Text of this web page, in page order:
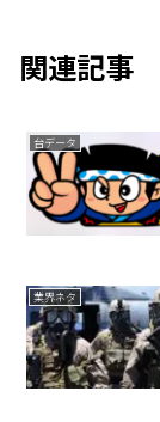
関連記事
台データ
業界ネタ